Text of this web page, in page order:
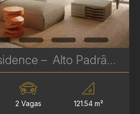
Elysium Residence – Alto Padrão na Av. Silva Jardim | 3 a 4 Suítes, Gardens e Coberturas | Ref 636
2 Vagas 121.54 m²